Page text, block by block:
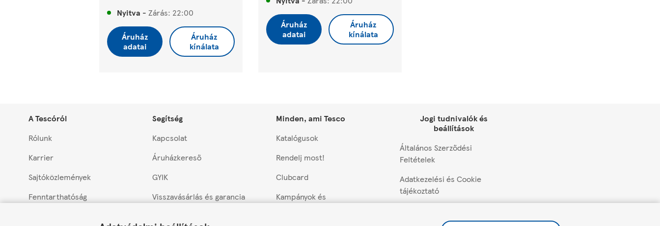
Nyitva - Zárás: 22:00
Áruház
adatai
Áruház
kínálata
Áruház
adatai
Áruház
kínálata
A Tescóról
Rólunk
Karrier
Sajtóközlemények
Fenntarthatóság
Segítség
Kapcsolat
Áruházkereső
GYIK
Visszavásárlás és garancia
Minden, ami Tesco
Katalógusok
Rendelj most!
Clubcard
Kampányok és
Jogi tudnivalók és
beállítások
Általános Szerződési
Feltételek
Adatkezelési és Cookie
tájékoztató